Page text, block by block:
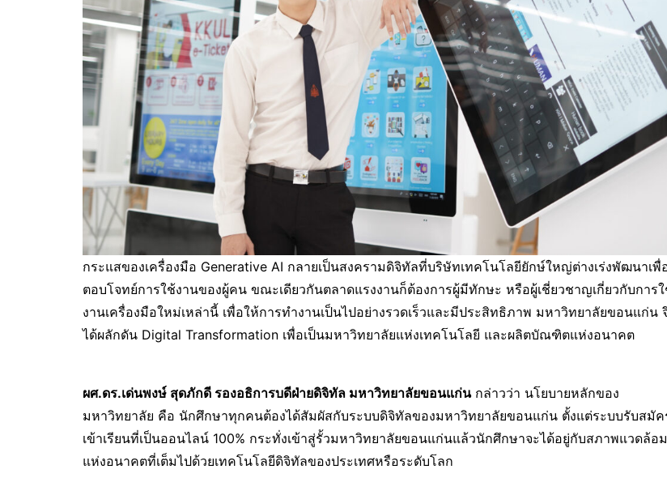
กระแสของเครื่องมือ Generative AI กลายเป็นสงครามดิจิทัลที่บริษัทเทคโนโลยียักษ์ใหญ่ต่างเร่งพัฒนาเพื่
ตอบโจทย์การใช้งานของผู้คน ขณะเดียวกันตลาดแรงงานก็ต้องการผู้มีทักษะ หรือผู้เชี่ยวชาญเกี่ยวกับการ
งานเครื่องมือใหม่เหล่านี้ เพื่อให้การทำงานเป็นไปอย่างรวดเร็วและมีประสิทธิภาพ มหาวิทยาลัยขอนแก่น
ได้ผลักดัน Digital Transformation เพื่อเป็นมหาวิทยาลัยแห่งเทคโนโลยี และผลิตบัณฑิตแห่งอนาคต
ผศ.ดร.เด่นพงษ์ สุดภักดี รองอธิการบดีฝ่ายดิจิทัล มหาวิทยาลัยขอนแก่นกล่าวว่า นโยบายหลักของ
มหาวิทยาลัย คือ นักศึกษาทุกคนต้องได้สัมผัสกับระบบดิจิทัลของมหาวิทยาลัยขอนแก่น ตั้งแต่ระบบรับสมัค
เข้าเรียนที่เป็นออนไลน์ 100% กระทั่งเข้าสู่รั้วมหาวิทยาลัยขอนแก่นแล้วนักศึกษาจะได้อยู่กับสภาพแวดล้อม
แห่งอนาคตที่เต็มไปด้วยเทคโนโลยีดิจิทัลของประเทศหรือระดับโลก